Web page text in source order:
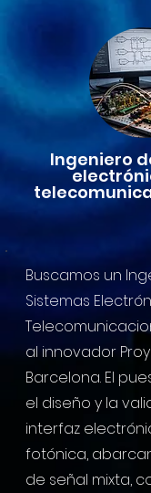
Ingeniero
Buscamos un
Sistemas
al innovador
Barcelona. El
el diseño y la
interfaz
fotónica,
de señal mixta,